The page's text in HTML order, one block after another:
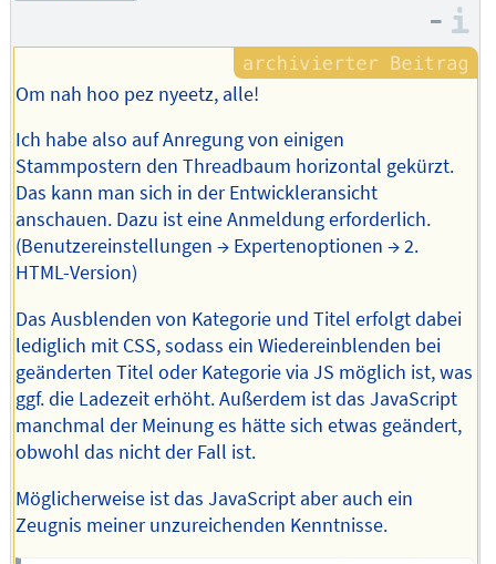
–
Om nah hoo pez nyeetz, alle!
Ich habe also auf Anregung von einigen
Stammpostern den Threadbaum horizontal gekürzt.
Das kann man sich in der Entwickleransicht
anschauen. Dazu ist eine Anmeldung erforderlich.
(Benutzereinstellungen → Expertenoptionen → 2.
HTML-Version)
Das Ausblenden von Kategorie und Titel erfolgt dabei
lediglich mit CSS, sodass ein Wiedereinblenden bei
geänderten Titel oder Kategorie via JS möglich ist, was
ggf. die Ladezeit erhöht. Außerdem ist das JavaScript
manchmal der Meinung es hätte sich etwas geändert,
obwohl das nicht der Fall ist.
Möglicherweise ist das JavaScript aber auch ein
Zeugnis meiner unzureichenden Kenntnisse.